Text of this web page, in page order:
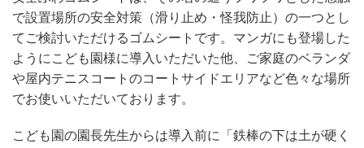
で設置場所の安全対策（滑り止め・怪我防止）の一つとし
てご検討いただけるゴムシートです。マンガにも登場した
ようにこども園様に導入いただいた他、ご家庭のベランダ
や屋内テニスコートのコートサイドエリアなど色々な場所
でお使いいただいております。
こども園の園長先生からは導入前に「鉄棒の下は土が硬く